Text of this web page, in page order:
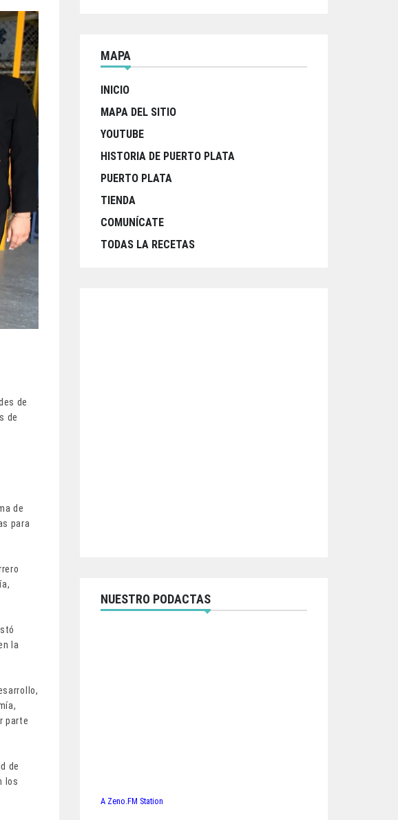
de
de
de
para
la
parte
de
los
MAPA
INICIO
MAPA DEL SITIO
YOUTUBE
HISTORIA DE PUERTO PLATA
PUERTO PLATA
TIENDA
COMUNÍCATE
TODAS LA RECETAS
NUESTRO PODACTAS
A Zeno.FM Station